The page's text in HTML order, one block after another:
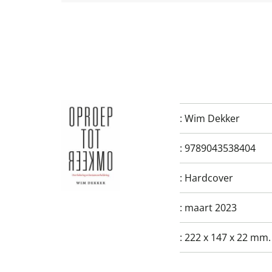
: Wim Dekker
: 9789043538404
: Hardcover
: maart 2023
: 222 x 147 x 22 mm.